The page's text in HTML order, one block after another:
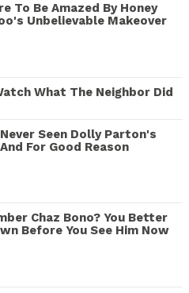
To Be Amazed By Honey
Unbelievable Makeover
What The Neighbor Did
Never Seen Dolly Parton's
For Good Reason
Chaz Bono? You Better
Before You See Him Now